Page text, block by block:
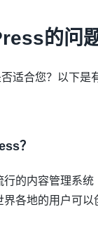
的问
适合您？以下是
？
行的内容管理系
各地的用户可以